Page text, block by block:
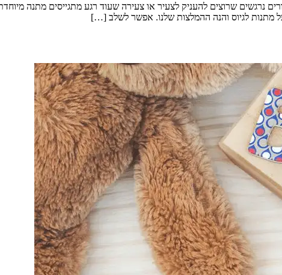
נרגשים שרוצים להעניק לצעיר או צעירה שעוד רגע מתגייסים מתנה
מתנות לגיוס והנה ההמלצות שלנו. אפשר לשלב […]